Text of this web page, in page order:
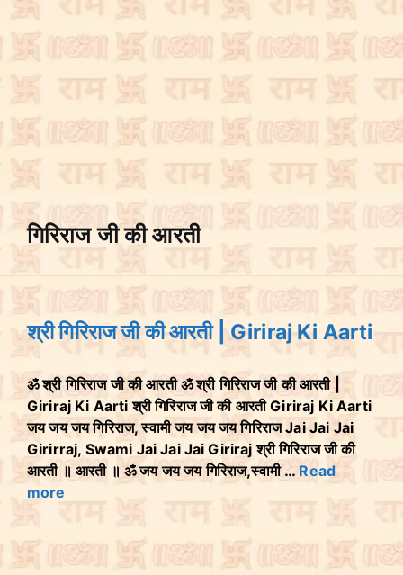
गिरिराज जी की आरती
श्री गिरिराज जी की आरती | Giriraj Ki Aarti
ॐ श्री गिरिराज जी की आरती ॐ श्री गिरिराज जी की आरती |
Giriraj Ki Aarti श्री गिरिराज जी की आरती Giriraj Ki Aarti
जय जय जय गिरिराज, स्वामी जय जय जय गिरिराज Jai Jai Jai
Girirraj, Swami Jai Jai Jai Giriraj श्री गिरिराज जी की
आरती ॥ आरती ॥ ॐ जय जय जय गिरिराज,स्वामी … Read
more